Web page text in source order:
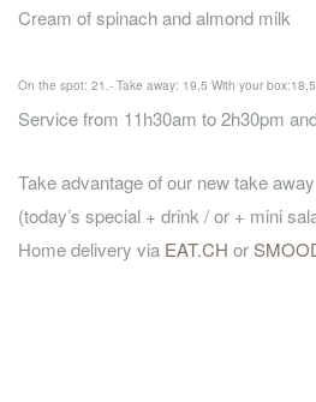
Cream of spinach and almond milk
On the spot: 21.- Take away: 19,5 With your box:18,5
Service from 11h30am to 2h30pm
Take advantage of our new take
(today’s special + drink / or + mini
Home delivery via EAT.CH or